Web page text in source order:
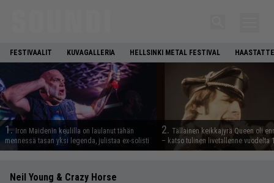
FESTIVAALIT KUVAGALLERIA HELLSINKI METAL FESTIVAL
1. Iron Maidenin keulilla on laulanut tähän
mennessä tasan yksi legenda, julistaa ex-solisti
2. Tällainen keikkajyrä Queen oli
– katso tulinen livetallenne vuodelta
Neil Young & Crazy Horse